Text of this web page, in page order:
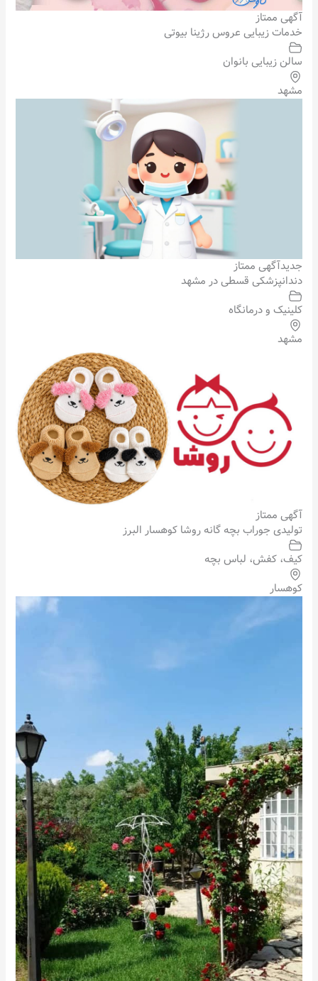
آگهی ممتاز
خدمات زیبایی عروس رژینا بیوتی
سالن زیبایی بانوان
مشهد
جدیدآگهی ممتاز
دندانپزشکی قسطی در مشهد
کلینیک و درمانگاه
مشهد
آگهی ممتاز
تولیدی جوراب بچه گانه روشا کوهسار البرز
کیف، کفش، لباس بچه
کوهسار